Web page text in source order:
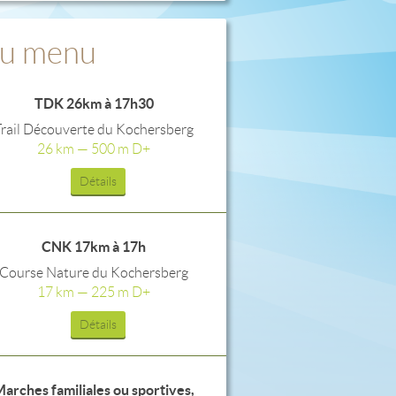
menu
TDK 26km à 17h30
Découverte du Kochersberg
26 km — 500 m D+
Détails
CNK 17km à 17h
Course Nature du Kochersberg
17 km — 225 m D+
Détails
familiales ou sportives,